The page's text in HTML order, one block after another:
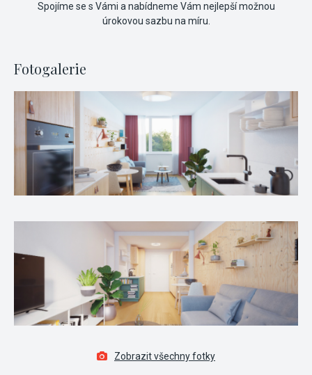
Spojíme se s Vámi a nabídneme Vám nejlepší možnou
úrokovou sazbu na míru.
Fotogalerie
Zobrazit všechny fotky